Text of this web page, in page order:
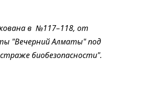
в №117–118, от
"Вечерний Алматы" под
биобезопасности".